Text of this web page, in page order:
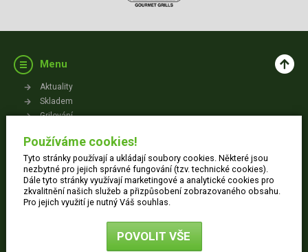
Menu
Aktuality
Skladem
Grilování
Kontakt
Vše o nákupu
Jak nakupovat
Obchodní podmínky
Dodací informace
Ochrana osobních údajů
Používáme cookies!
Tyto stránky používají a ukládají soubory cookies. Některé jsou
nezbytné pro jejich správné fungování (tzv. technické cookies).
Dále tyto stránky využívají marketingové a analytické cookies pro
zkvalitnění našich služeb a přizpůsobení zobrazovaného obsahu.
Pro jejich využití je nutný Váš souhlas.
POVOLIT VŠE